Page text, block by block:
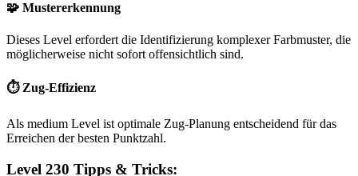
🧩 Mustererkennung
Dieses Level erfordert die Identifizierung komplexer Farbmuster, die
möglicherweise nicht sofort offensichtlich sind.
⏱️ Zug-Effizienz
Als medium Level ist optimale Zug-Planung entscheidend für das
Erreichen der besten Punktzahl.
Level 230 Tipps & Tricks: